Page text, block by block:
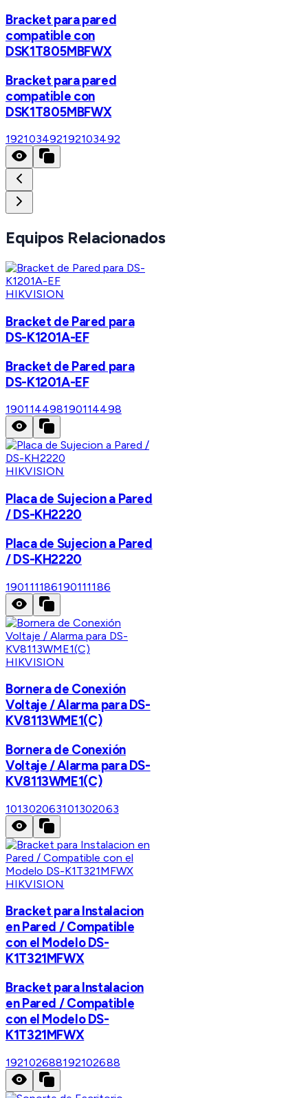
Bracket para pared
compatible con
DSK1T805MBFWX
Bracket para pared
compatible con
DSK1T805MBFWX
192103492192103492
Equipos Relacionados
HIKVISION
Bracket de Pared para
DS-K1201A-EF
Bracket de Pared para
DS-K1201A-EF
190114498190114498
HIKVISION
Placa de Sujecion a Pared
/ DS-KH2220
Placa de Sujecion a Pared
/ DS-KH2220
190111186190111186
HIKVISION
Bornera de Conexión
Voltaje / Alarma para DS-
KV8113WME1(C)
Bornera de Conexión
Voltaje / Alarma para DS-
KV8113WME1(C)
101302063101302063
HIKVISION
Bracket para Instalacion
en Pared / Compatible
con el Modelo DS-
K1T321MFWX
Bracket para Instalacion
en Pared / Compatible
con el Modelo DS-
K1T321MFWX
192102688192102688